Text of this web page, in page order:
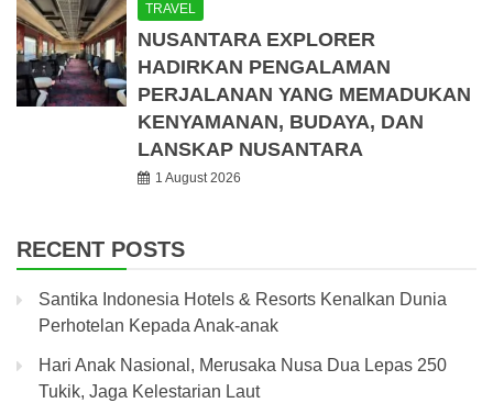
TRAVEL
NUSANTARA EXPLORER
HADIRKAN PENGALAMAN
PERJALANAN YANG MEMADUKAN
KENYAMANAN, BUDAYA, DAN
LANSKAP NUSANTARA
1 August 2026
RECENT POSTS
Santika Indonesia Hotels & Resorts Kenalkan Dunia
Perhotelan Kepada Anak-anak
Hari Anak Nasional, Merusaka Nusa Dua Lepas 250
Tukik, Jaga Kelestarian Laut